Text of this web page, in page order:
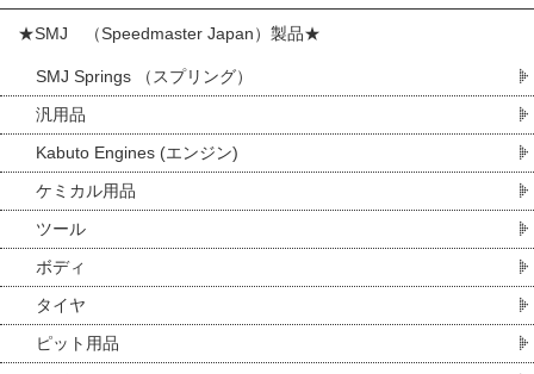
★SMJ （Speedmaster Japan）製品★
SMJ Springs （スプリング）
汎用品
Kabuto Engines (エンジン)
ケミカル用品
ツール
ボディ
タイヤ
ピット用品